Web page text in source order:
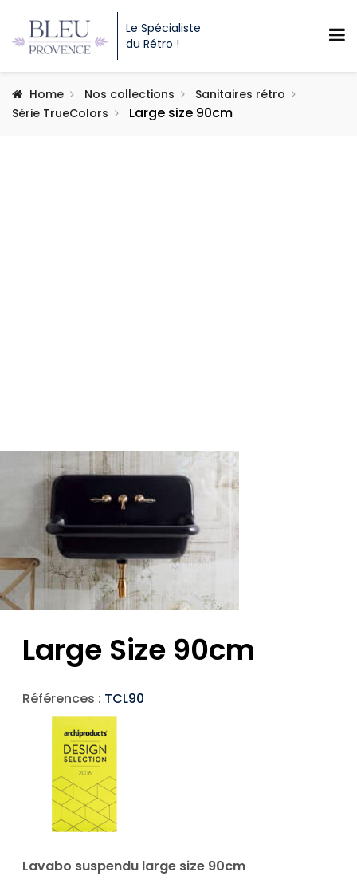
Le Spécialiste
du Rétro !
Home Nos collections
Sanitaires rétro
Série TrueColors
Large size 90cm
Large Size 90cm
Références : TCL90
Lavabo suspendu large size 90cm